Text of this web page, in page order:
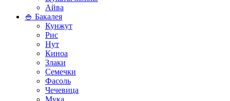
Айва
🍚 Бакалея
Кунжут
Рис
Нут
Киноа
Злаки
Семечки
Фасоль
Чечевица
Мука